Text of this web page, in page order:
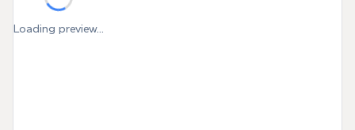
Loading preview...